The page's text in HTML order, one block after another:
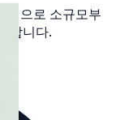
형으로 소규모부
합니다.